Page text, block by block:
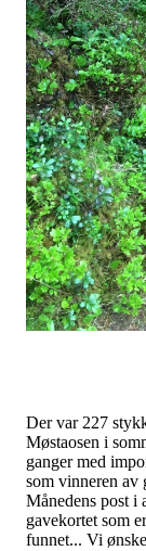
Der var 227
Møstaosen i
ganger med
som vinneren av
Månedens post i
gavekortet som
funnet... Vi